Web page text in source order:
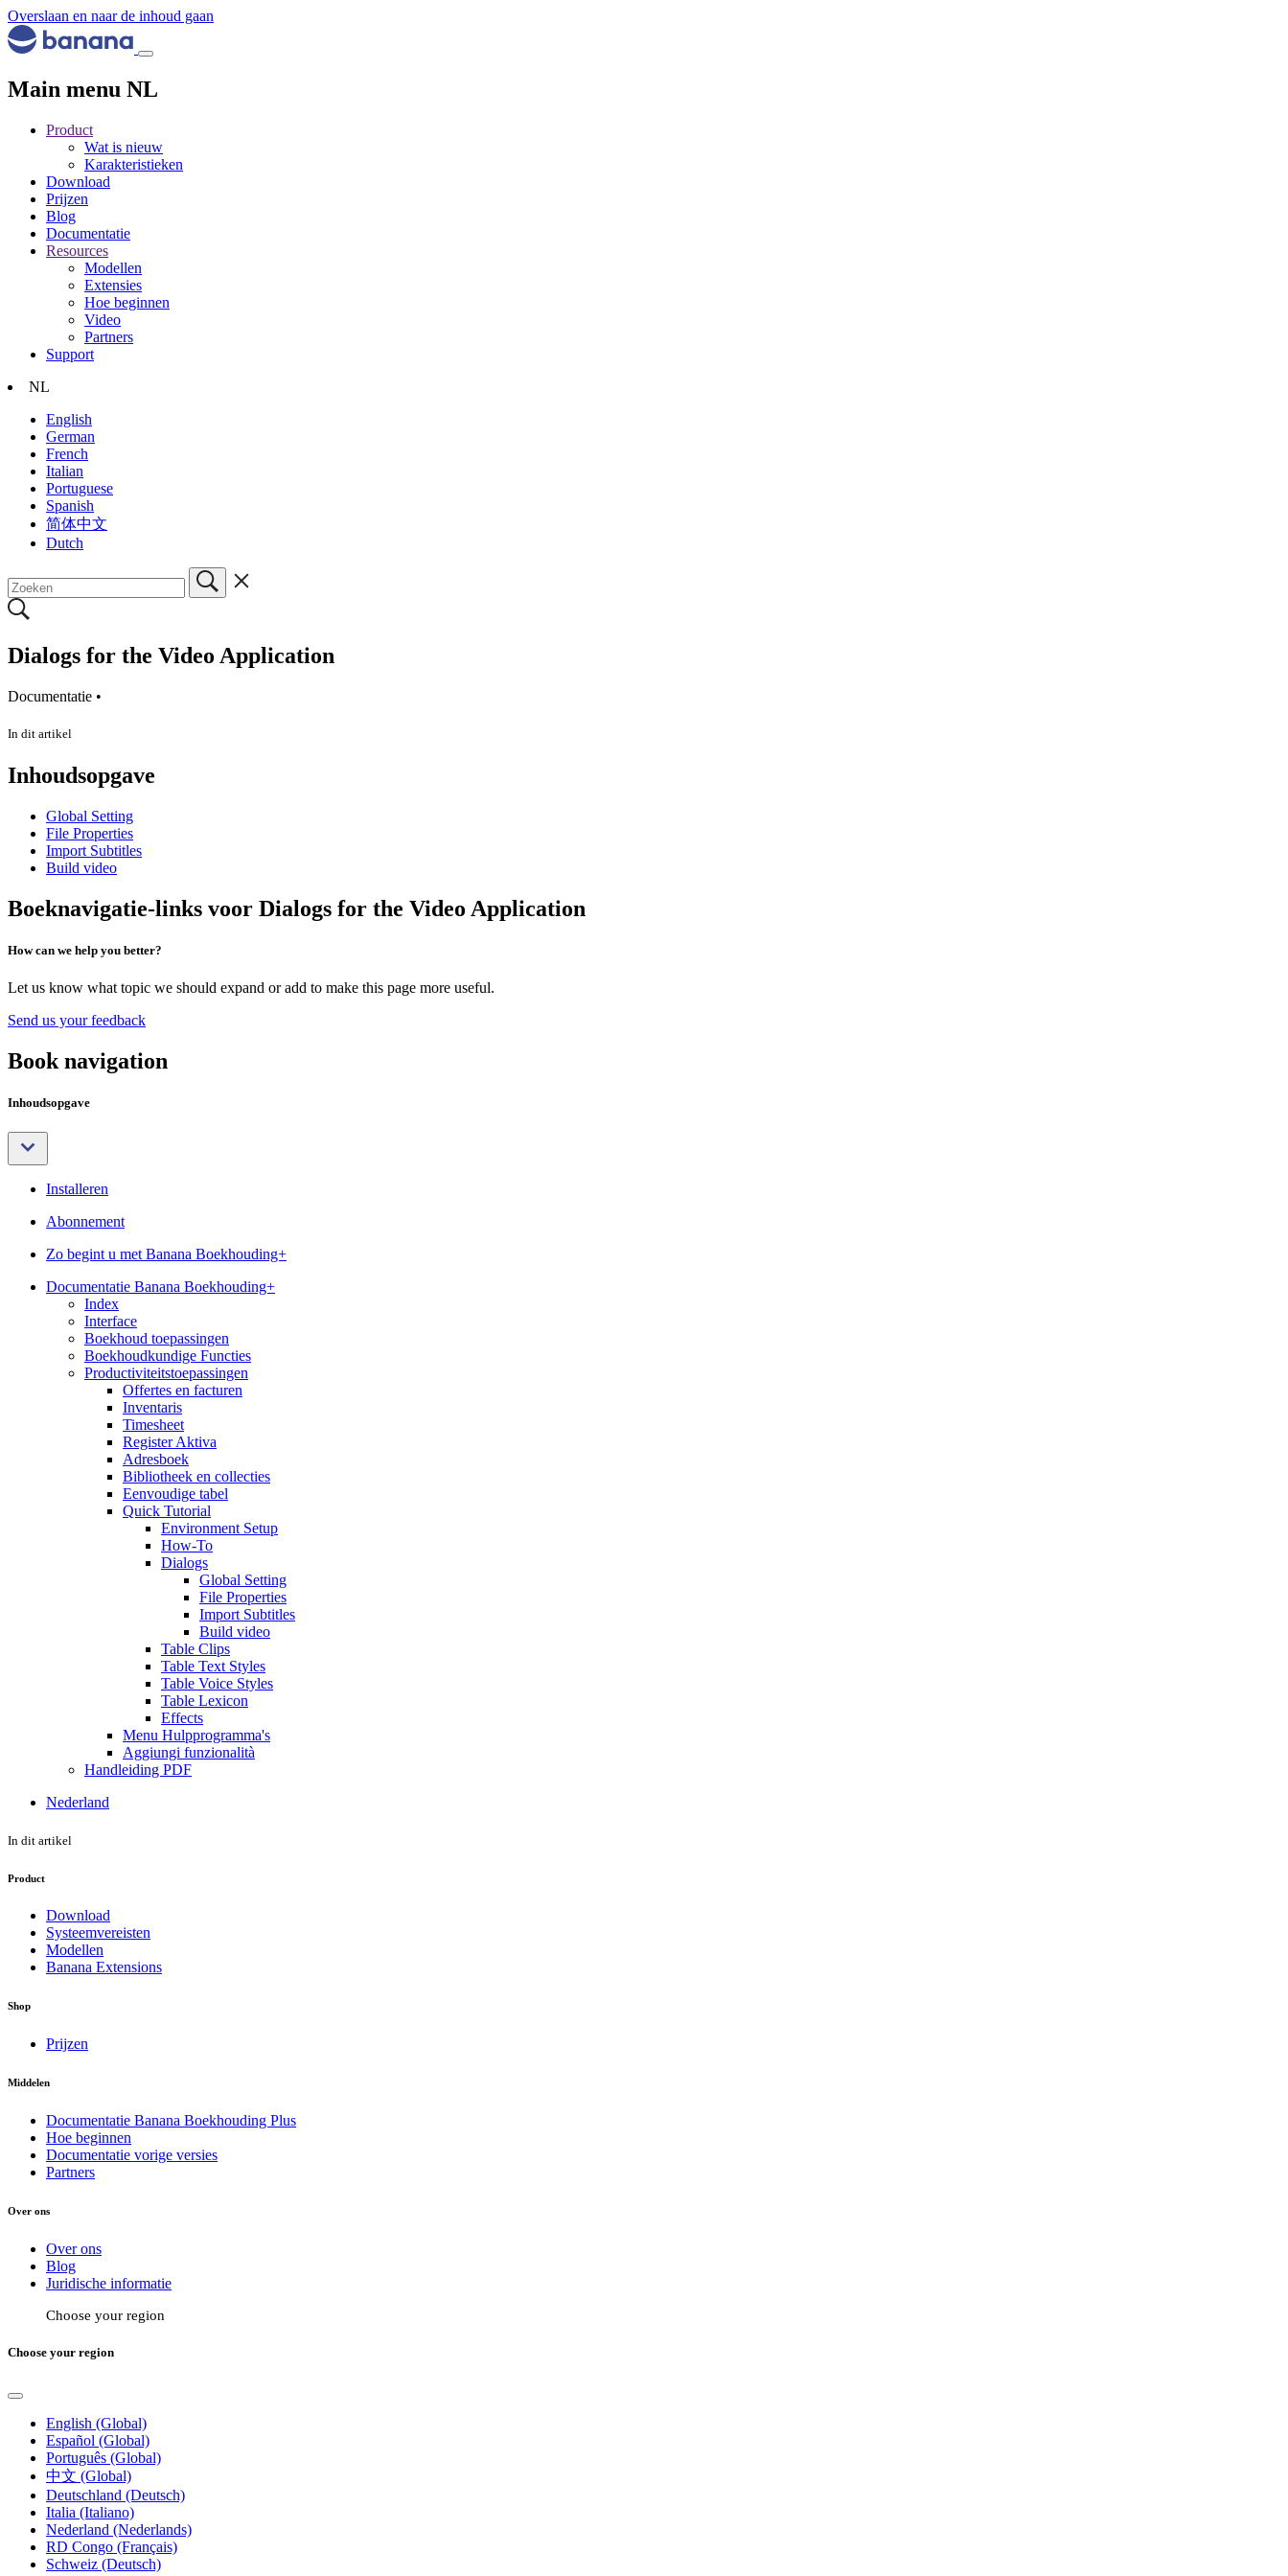
Overslaan en naar de inhoud gaan
Main menu NL
Product
Wat is nieuw
Karakteristieken
Download
Prijzen
Blog
Documentatie
Resources
Modellen
Extensies
Hoe beginnen
Video
Partners
Support
NL
English
German
French
Italian
Portuguese
Spanish
简体中文
Dutch
Dialogs for the Video Application
Documentatie •
In dit artikel
Inhoudsopgave
Global Setting
File Properties
Import Subtitles
Build video
Boeknavigatie-links voor Dialogs for the Video Application
How can we help you better?
Let us know what topic we should expand or add to make this page more useful.
Send us your feedback
Book navigation
Inhoudsopgave
Installeren
Abonnement
Zo begint u met Banana Boekhouding+
Documentatie Banana Boekhouding+
Index
Interface
Boekhoud toepassingen
Boekhoudkundige Functies
Productiviteitstoepassingen
Offertes en facturen
Inventaris
Timesheet
Register Aktiva
Adresboek
Bibliotheek en collecties
Eenvoudige tabel
Quick Tutorial
Environment Setup
How-To
Dialogs
Global Setting
File Properties
Import Subtitles
Build video
Table Clips
Table Text Styles
Table Voice Styles
Table Lexicon
Effects
Menu Hulpprogramma's
Aggiungi funzionalità
Handleiding PDF
Nederland
In dit artikel
Product
Download
Systeemvereisten
Modellen
Banana Extensions
Shop
Prijzen
Middelen
Documentatie Banana Boekhouding Plus
Hoe beginnen
Documentatie vorige versies
Partners
Over ons
Over ons
Blog
Juridische informatie
Choose your region
Choose your region
English (Global)
Español (Global)
Português (Global)
中文 (Global)
Deutschland (Deutsch)
Italia (Italiano)
Nederland (Nederlands)
RD Congo (Français)
Schweiz (Deutsch)